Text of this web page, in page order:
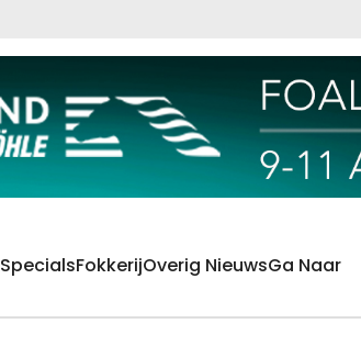
SpecialsFokkerijOverig NieuwsGa Naar